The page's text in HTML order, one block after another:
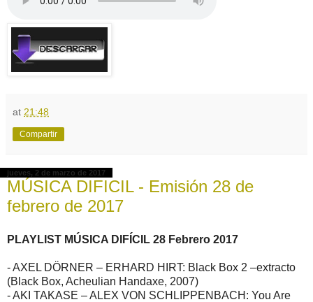
at 21:48
Compartir
jueves, 2 de marzo de 2017
MÚSICA DIFICIL - Emisión 28 de
febrero de 2017
PLAYLIST MÚSICA DIFÍCIL 28 Febrero 2017
- AXEL DÖRNER – ERHARD HIRT: Black Box 2 –extracto
(Black Box, Acheulian Handaxe, 2007)
- AKI TAKASE – ALEX VON SCHLIPPENBACH: You Are